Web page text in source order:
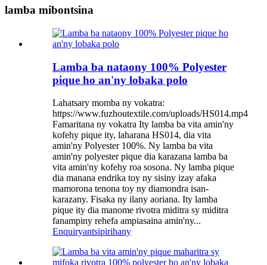
lamba mibontsina
Lamba ba nataony 100% Polyester
pique ho an'ny lobaka polo
Lahatsary momba ny vokatra:
https://www.fuzhoutextile.com/uploads/HS014.mp4
Famaritana ny vokatra Ity lamba ba vita amin'ny
kofehy pique ity, laharana HS014, dia vita
amin'ny Polyester 100%. Ny lamba ba vita
amin'ny polyester pique dia karazana lamba ba
vita amin'ny kofehy roa sosona. Ny lamba pique
dia manana endrika toy ny sisiny izay afaka
mamorona tenona toy ny diamondra isan-
karazany. Fisaka ny ilany aoriana. Ity lamba
pique ity dia manome rivotra miditra sy miditra
fanampiny rehefa ampiasaina amin'ny...
Enquiryantsipirihany